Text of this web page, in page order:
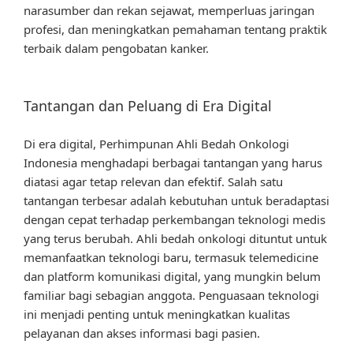
narasumber dan rekan sejawat, memperluas jaringan
profesi, dan meningkatkan pemahaman tentang praktik
terbaik dalam pengobatan kanker.
Tantangan dan Peluang di Era Digital
Di era digital, Perhimpunan Ahli Bedah Onkologi
Indonesia menghadapi berbagai tantangan yang harus
diatasi agar tetap relevan dan efektif. Salah satu
tantangan terbesar adalah kebutuhan untuk beradaptasi
dengan cepat terhadap perkembangan teknologi medis
yang terus berubah. Ahli bedah onkologi dituntut untuk
memanfaatkan teknologi baru, termasuk telemedicine
dan platform komunikasi digital, yang mungkin belum
familiar bagi sebagian anggota. Penguasaan teknologi
ini menjadi penting untuk meningkatkan kualitas
pelayanan dan akses informasi bagi pasien.